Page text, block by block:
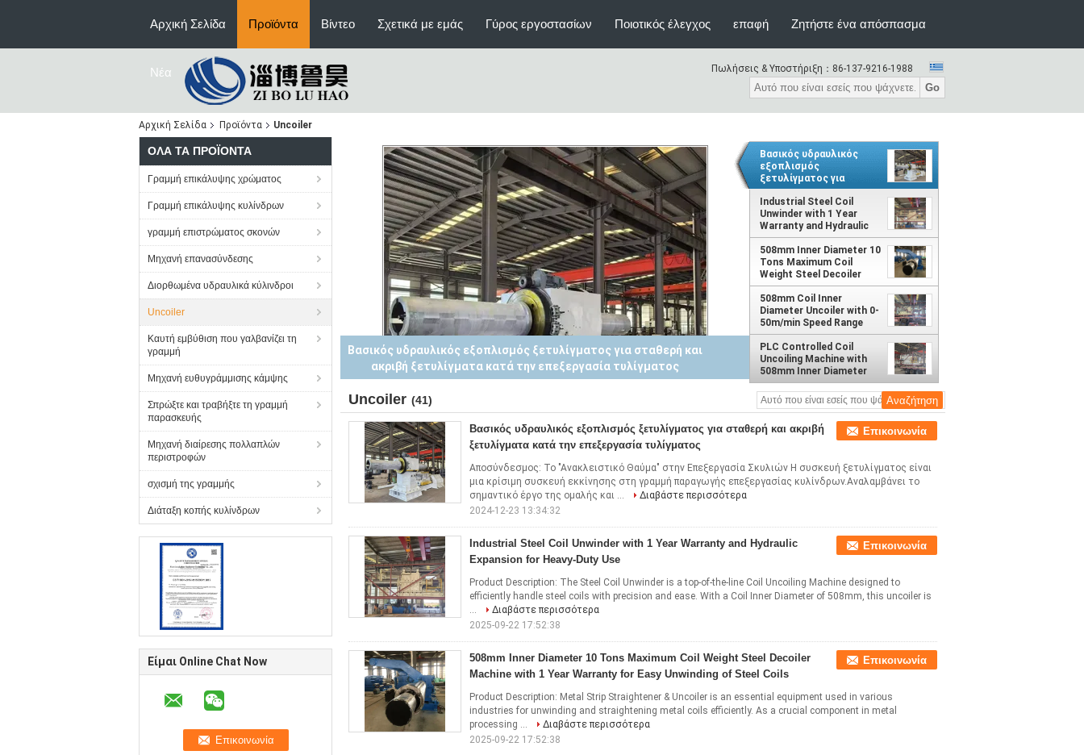
Αρχική Σελίδα Προϊόντα Βίντεο Σχετικά με εμάς Γύρος εργοστασίων Ποιοτικός έλεγχος επαφή Ζητήστε ένα απόσπασμα
Νέα Πωλήσεις & Υποστήριξη： 86-137-9216-1988
Go
Αρχική Σελίδα Προϊόντα Uncoiler
ΌΛΑ ΤΑ ΠΡΟΪΌΝΤΑ
Γραμμή επικάλυψης χρώματος
Γραμμή επικάλυψης κυλίνδρων
γραμμή επιστρώματος σκονών
Μηχανή επανασύνδεσης
Διορθωμένα υδραυλικά κύλινδροι
Uncoiler
Καυτή εμβύθιση που γαλβανίζει τη
γραμμή
Μηχανή ευθυγράμμισης κάμψης
Σπρώξτε και τραβήξτε τη γραμμή
παρασκευής
Μηχανή διαίρεσης πολλαπλών
περιστροφών
σχισμή της γραμμής
Διάταξη κοπής κυλίνδρων
Είμαι Online Chat Now
Industrial Steel Coil Unwinder with 1 Year Warranty and Hydraulic
Expansion for Heavy-Duty Use
Βασικός υδραυλικός
εξοπλισμός
ξετυλίγματος για
σταθερή και ακριβή
ξετυλίγματα κατά την
επεξεργασία τυλίγματος
Industrial Steel Coil
Unwinder with 1 Year
Warranty and Hydraulic
Expansion for Heavy-
Duty Use
508mm Inner Diameter 10
Tons Maximum Coil
Weight Steel Decoiler
Machine with 1 Year
Warranty for Easy
Unwinding of Steel Coils
508mm Coil Inner
Diameter Uncoiler with 0-
50m/min Speed Range
and 10 Tons Maximum
Coil Weight
PLC Controlled Coil
Uncoiling Machine with
508mm Inner Diameter
and 0-50m/min Speed
Range for Industrial
Applications
Uncoiler (41)
Βασικός υδραυλικός εξοπλισμός ξετυλίγματος για σταθερή και ακριβή
ξετυλίγματα κατά την επεξεργασία τυλίγματος
Επικοινωνία
Αποσύνδεσμος: Το "Ανακλειστικό Θαύμα" στην Επεξεργασία Σκυλιών Η συσκευή ξετυλίγματος είναι
μια κρίσιμη συσκευή εκκίνησης στη γραμμή παραγωγής επεξεργασίας κυλίνδρων.Αναλαμβάνει το
σημαντικό έργο της ομαλής και ...
Διαβάστε περισσότερα
2024-12-23 13:34:32
Industrial Steel Coil Unwinder with 1 Year Warranty and Hydraulic
Expansion for Heavy-Duty Use
Επικοινωνία
Product Description: The Steel Coil Unwinder is a top-of-the-line Coil Uncoiling Machine designed to
efficiently handle steel coils with precision and ease. With a Coil Inner Diameter of 508mm, this uncoiler is
...
Διαβάστε περισσότερα
2025-09-22 17:52:38
508mm Inner Diameter 10 Tons Maximum Coil Weight Steel Decoiler
Machine with 1 Year Warranty for Easy Unwinding of Steel Coils
Επικοινωνία
Product Description: Metal Strip Straightener & Uncoiler is an essential equipment used in various
industries for unwinding and straightening metal coils efficiently. As a crucial component in metal
processing ...
Διαβάστε περισσότερα
2025-09-22 17:52:38